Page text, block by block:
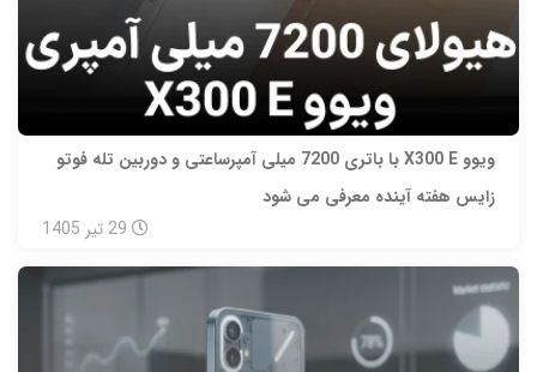
ویوو X300 E با باتری 7200 میلی‌ آمپرساعتی و دوربین تله‌ فوتو
زایس هفته آینده معرفی می‌ شود
29 تیر 1405